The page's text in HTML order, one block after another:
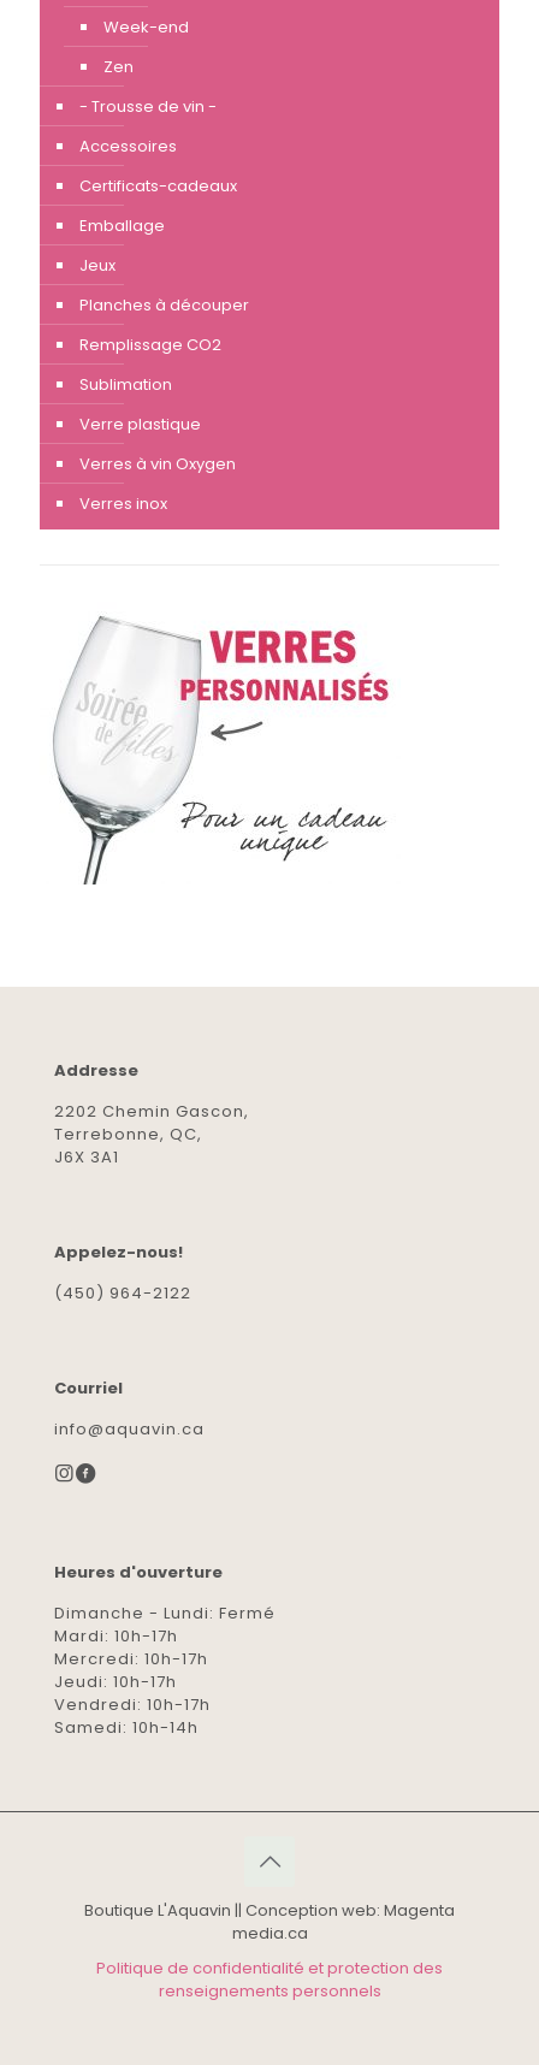
Week-end
Zen
- Trousse de vin -
Accessoires
Certificats-cadeaux
Emballage
Jeux
Planches à découper
Remplissage CO2
Sublimation
Verre plastique
Verres à vin Oxygen
Verres inox
Addresse
2202 Chemin Gascon,
Terrebonne, QC,
J6X 3A1
Appelez-nous!
(450) 964-2122
Courriel
info@aquavin.ca
Heures d'ouverture
Dimanche - Lundi: Fermé
Mardi: 10h-17h
Mercredi: 10h-17h
Jeudi: 10h-17h
Vendredi: 10h-17h
Samedi: 10h-14h
Boutique L'Aquavin || Conception web: Magenta
media.ca
Politique de confidentialité et protection des
renseignements personnels